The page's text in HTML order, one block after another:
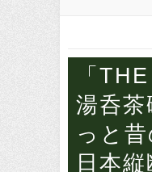
「
湯呑
っと
日本縦